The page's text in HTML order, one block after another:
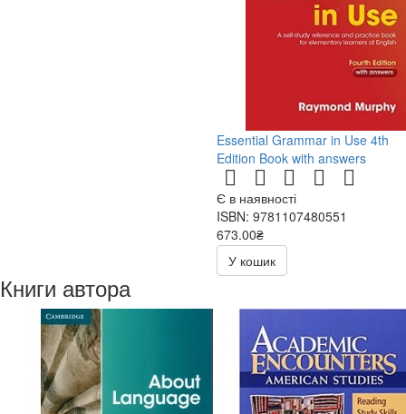
Essential Grammar in Use 4th
Edition Book with answers
Є в наявності
ISBN: 9781107480551
673.00₴
У кошик
Книги автора